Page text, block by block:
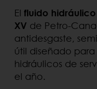
El fluido
XV de Petro-
antidesgaste,
útil diseñado para
hidráulicos de
el año.